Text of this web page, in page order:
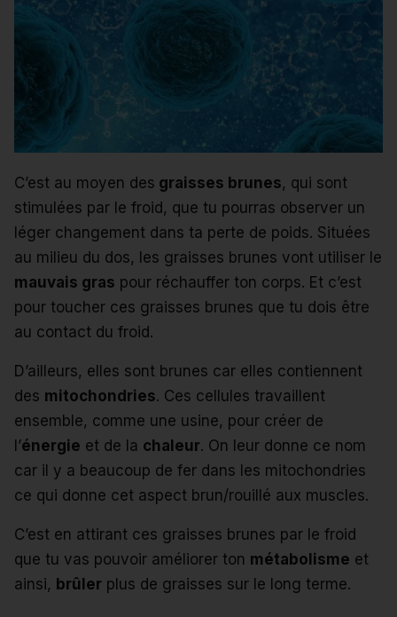
C’est au moyen des graisses brunes, qui sont
stimulées par le froid, que tu pourras observer un
léger changement dans ta perte de poids. Situées
au milieu du dos, les graisses brunes vont utiliser le
mauvais gras pour réchauffer ton corps. Et c’est
pour toucher ces graisses brunes que tu dois être
au contact du froid.
D’ailleurs, elles sont brunes car elles contiennent
des mitochondries. Ces cellules travaillent
ensemble, comme une usine, pour créer de
l’énergie et de la chaleur. On leur donne ce nom
car il y a beaucoup de fer dans les mitochondries
ce qui donne cet aspect brun/rouillé aux muscles.
C’est en attirant ces graisses brunes par le froid
que tu vas pouvoir améliorer ton métabolisme et
ainsi, brûler plus de graisses sur le long terme.